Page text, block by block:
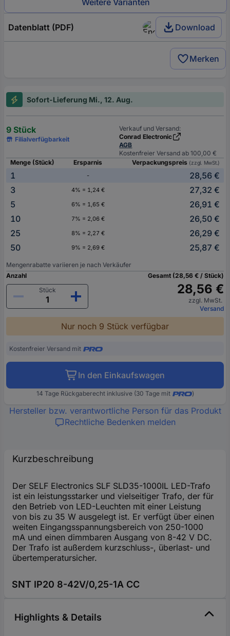
Weitere Varianten
Datenblatt (PDF) Download
Merken
Sofort-Lieferung Mi., 12. Aug.
9 Stück
Filialverfügbarkeit
Verkauf und Versand:
Conrad Electronic
AGB
Kostenfreier Versand ab 100,00 €
Menge (Stück)
Ersparnis Verpackungspreis (zzgl. MwSt.)
1 -
28,56 €
3
4% = 1,24 €
27,32 €
5
6% = 1,65 €
26,91 €
10
7% = 2,06 €
26,50 €
25
8% = 2,27 €
26,29 €
50
9% = 2,69 € 25,87 €
Mengenrabatte variieren je nach Verkäufer
Anzahl
Stück
Gesamt (28,56 € / Stück)
28,56 €
zzgl. MwSt.
Versand
Nur noch 9 Stück verfügbar
Kostenfreier Versand mit
In den Einkaufswagen
14 Tage Rückgaberecht inklusive (30 Tage mit )
Hersteller bzw. verantwortliche Person für das Produkt
Rechtliche Bedenken melden
Kurzbeschreibung
Der SELF Electronics SLF SLD35-1000IL LED-Trafo
ist ein leistungsstarker und vielseitiger Trafo, der für
den Betrieb von LED-Leuchten mit einer Leistung
von bis zu 35 W ausgelegt ist. Er verfügt über einen
weiten Eingangsspannungsbereich von 250-1000
mA und einen dimmbaren Ausgang von 8-42 V DC.
Der Trafo ist außerdem kurzschluss-, überlast- und
übertemperatursicher.
SNT IP20 8-42V/0,25-1A CC
Highlights & Details